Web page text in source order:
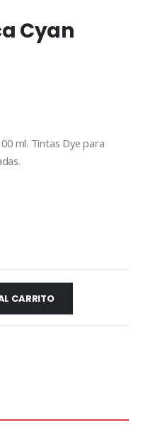
Cyan
ml. Tintas Dye para
CARRITO